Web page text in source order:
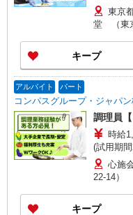
分単位
東京
堂 （東
キープ
アルバイト パート
コンパスグループ・ジャパ
調理員
時給1,350円以
(試用期間2ヶ月) 残業が発生
分単位で
心施
22-14）
キープ